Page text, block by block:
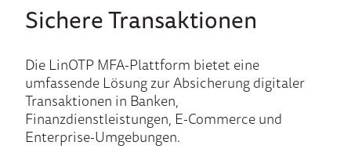
Sichere Transaktionen
Die LinOTP MFA-Plattform bietet eine
umfassende Lösung zur Absicherung digitaler
Transaktionen in Banken,
Finanzdienstleistungen, E-Commerce und
Enterprise-Umgebungen.